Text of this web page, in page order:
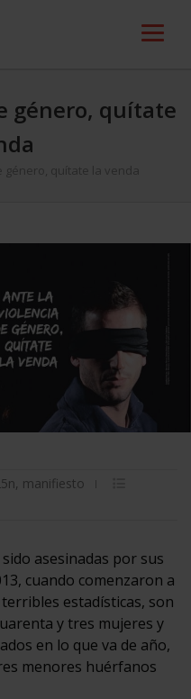
género, quítate
género, quítate la venda
, manifiesto
asesinadas por sus
cuando comenzaron a
estadísticas, son
y tres mujeres y
en lo que va de año,
menores huérfanos